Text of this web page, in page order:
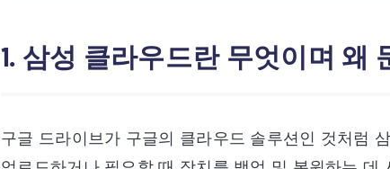
1. 삼성 클라우드란 무엇이며 왜
구글 드라이브가 구글의 클라우드 솔루션인 것처럼